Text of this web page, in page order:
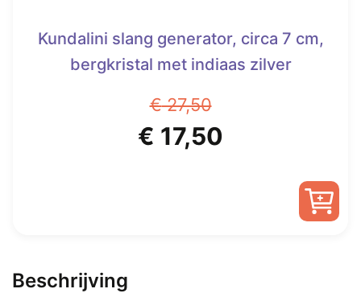
Kundalini slang generator, circa 7 cm,
bergkristal met indiaas zilver
€27,50
Oorspronkelijke
€ 17,50
Beschrijving